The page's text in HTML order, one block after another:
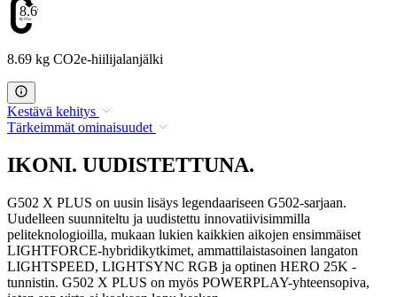
8.69
8.69 kg CO2e-hiilijalanjälki
Kestävä kehitys
Tärkeimmät ominaisuudet
IKONI. UUDISTETTUNA.
G502 X PLUS on uusin lisäys legendaariseen G502-sarjaan.
Uudelleen suunniteltu ja uudistettu innovatiivisimmilla
peliteknologioilla, mukaan lukien kaikkien aikojen ensimmäiset
LIGHTFORCE-hybridikytkimet, ammattilaistasoinen langaton
LIGHTSPEED, LIGHTSYNC RGB ja optinen HERO 25K -
tunnistin. G502 X PLUS on myös POWERPLAY-yhteensopiva,